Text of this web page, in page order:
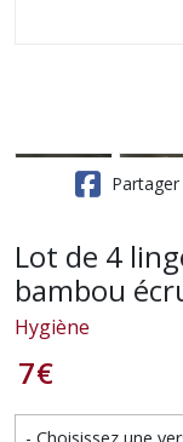
Partager
Lot de 4
bambou
Hygiène
7€